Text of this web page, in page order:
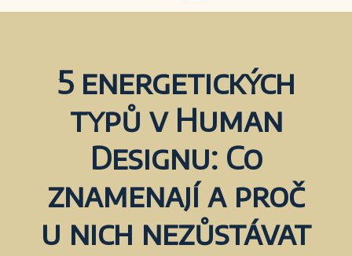
5 energetických
typů v Human
Designu: Co
znamenají a proč
u nich nezůstávat